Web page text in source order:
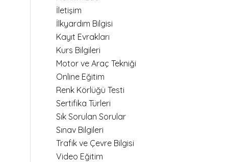
İletişim
İlkyardım Bilgisi
Kayıt Evrakları
Kurs Bilgileri
Motor ve Araç Tekniği
Online Eğitim
Renk Körlüğü Testi
Sertifika Türleri
Sık Sorulan Sorular
Sınav Bilgileri
Trafik ve Çevre Bilgisi
Video Eğitim